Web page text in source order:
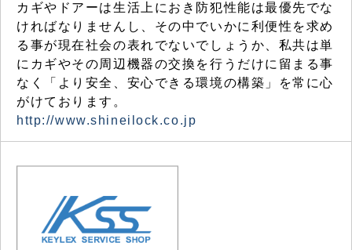
カギやドアーは生活上におき防犯性能は最優先でな
ければなりませんし、その中でいかに利便性を求め
る事が現在社会の表れでないでしょうか、私共は単
にカギやその周辺機器の交換を行うだけに留まる事
なく「より安全、安心できる環境の構築」を常に心
がけております。
http://www.shineilock.co.jp